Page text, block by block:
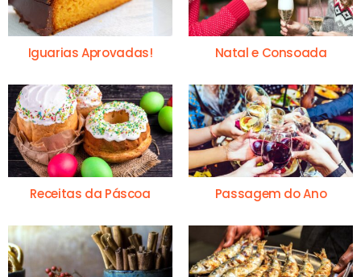
Iguarias Aprovadas! Natal e Consoada
Receitas da Páscoa Passagem do Ano